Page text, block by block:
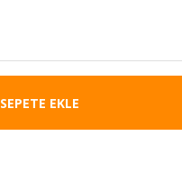
SEPETE EKLE